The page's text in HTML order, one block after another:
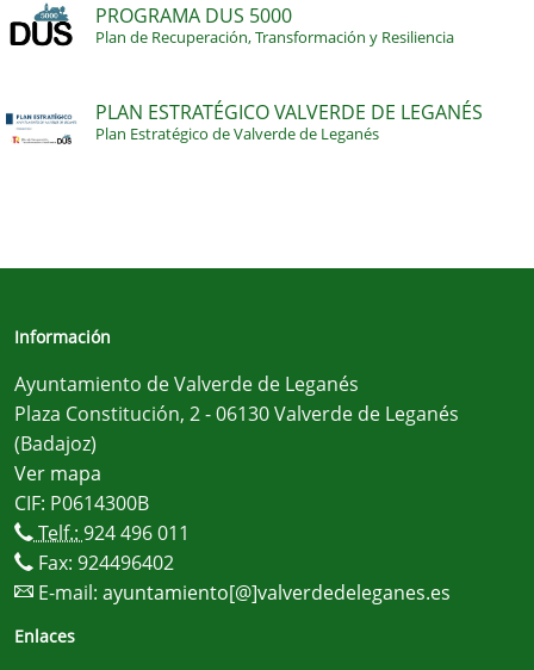
PROGRAMA DUS 5000
Plan de Recuperación, Transformación y Resiliencia
PLAN ESTRATÉGICO VALVERDE DE LEGANÉS
Plan Estratégico de Valverde de Leganés
Información
Ayuntamiento de Valverde de Leganés
Plaza Constitución, 2 - 06130 Valverde de Leganés
(Badajoz)
Ver mapa
CIF: P0614300B
Telf.: 924 496 011
Fax: 924496402
E-mail: ayuntamiento[@]valverdedeleganes.es
Enlaces